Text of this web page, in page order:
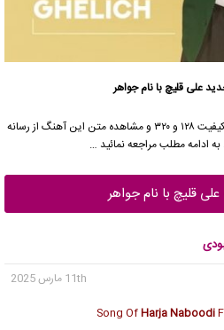
علی قلیچ با نام جواهر
جهت دانلود آهنگ جواهر از علی قلیچ با کیفیت ۱۲۸ و ۳۲۰ و مشاهده متن این آهنگ از رسانه
ادامه مطلب مراجعه نمائید …
قلیچ با نام جواهر
11th مارس 2025
Song OfHarja Naboodi